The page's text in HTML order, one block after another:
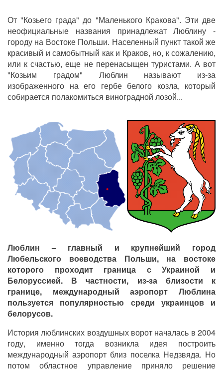
От "Козьего града" до "Маленького Кракова". Эти две
неофициальные названия принадлежат Люблину -
городу на Востоке Польши. Населенный пункт такой же
красивый и самобытный как и Краков, но, к сожалению,
или к счастью, еще не перенасыщен туристами. А вот
"Козьим градом" Люблин называют из-за
изображенного на его гербе белого козла, который
собирается полакомиться виноградной лозой...
Люблин – главный и крупнейший город
Любельского воеводства Польши, на востоке
которого проходит граница с Украиной и
Белоруссией. В частности, из-за близости к
границе, международный аэропорт Люблина
пользуется популярностью среди украинцов и
белорусов.
История люблинских воздушных ворот началась в 2004
году, именно тогда возникла идея построить
международный аэропорт близ поселка Недзвяда. Но
потом областное управление приняло решение